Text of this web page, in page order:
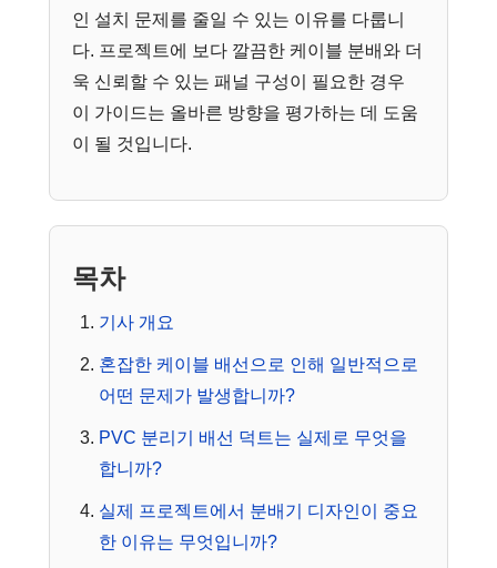
인 설치 문제를 줄일 수 있는 이유를 다룹니
다. 프로젝트에 보다 깔끔한 케이블 분배와 더
욱 신뢰할 수 있는 패널 구성이 필요한 경우
이 가이드는 올바른 방향을 평가하는 데 도움
이 될 것입니다.
목차
기사 개요
혼잡한 케이블 배선으로 인해 일반적으로
어떤 문제가 발생합니까?
PVC 분리기 배선 덕트는 실제로 무엇을
합니까?
실제 프로젝트에서 분배기 디자인이 중요
한 이유는 무엇입니까?